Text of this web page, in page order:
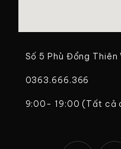
Số 5 Phù Đổng Thiên
0363.666.366
9:00- 19:00 (Tất cả